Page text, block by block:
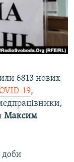
6813 нових
19,
Максим
доби